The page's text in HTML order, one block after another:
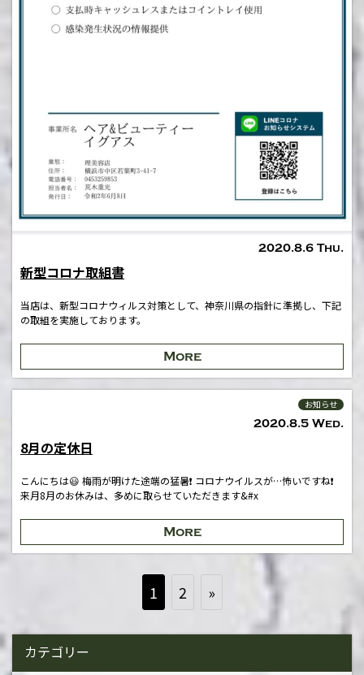
2020.8.6 Thu.
新型コロナ取組書
当店は、新型コロナウィルス対策として、神奈川県の指針に準拠し、下記
の取組を実施しております。
More
2020.8.5 Wed.
お知らせ
8月の定休日
こんにちは😃 梅雨が明けた途端の猛暑❗️ コロナウイルスが…怖いですね❗️
来月8月のお休みは、多めに取らせていただきます&#x
More
1 2 »
カテゴリー